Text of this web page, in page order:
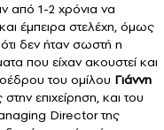
από 1-2 χρόνια να
έμπειρα στελέχη, όμως
δεν ήταν σωστή η
που είχαν ακουστεί και
του ομίλου Γιάννη
επιχείρηση, και του
Director της